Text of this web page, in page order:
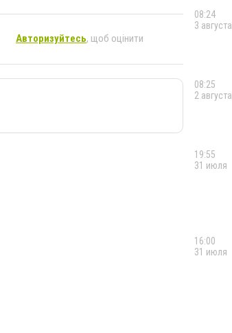
Авторизуйтесь, щоб оцінити
08:24
3 августа
08:25
2 августа
19:55
31 июля
16:00
31 июля